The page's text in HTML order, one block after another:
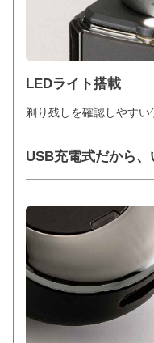
LEDライト搭載
剃り残しを確認しやすい
USB充電式だから、